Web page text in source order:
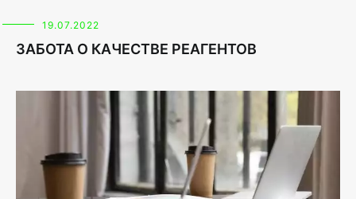
19.07.2022
ЗАБОТА О КАЧЕСТВЕ РЕАГЕНТОВ